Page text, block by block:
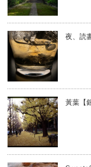
夜、読
黃葉【